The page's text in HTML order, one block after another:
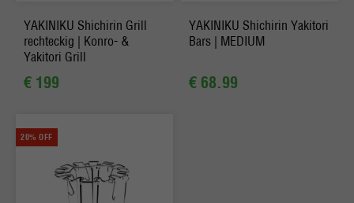
YAKINIKU Shichirin Grill
rechteckig | Konro- &
Yakitori Grill
€ 199
YAKINIKU Shichirin Yakitori
Bars | MEDIUM
€ 68.99
20% OFF